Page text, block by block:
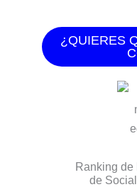
¿QUIERES
Ranking de
de